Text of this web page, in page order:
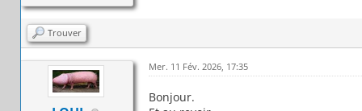
Trouver
Mer. 11 Fév. 2026, 17:35
Bonjour.